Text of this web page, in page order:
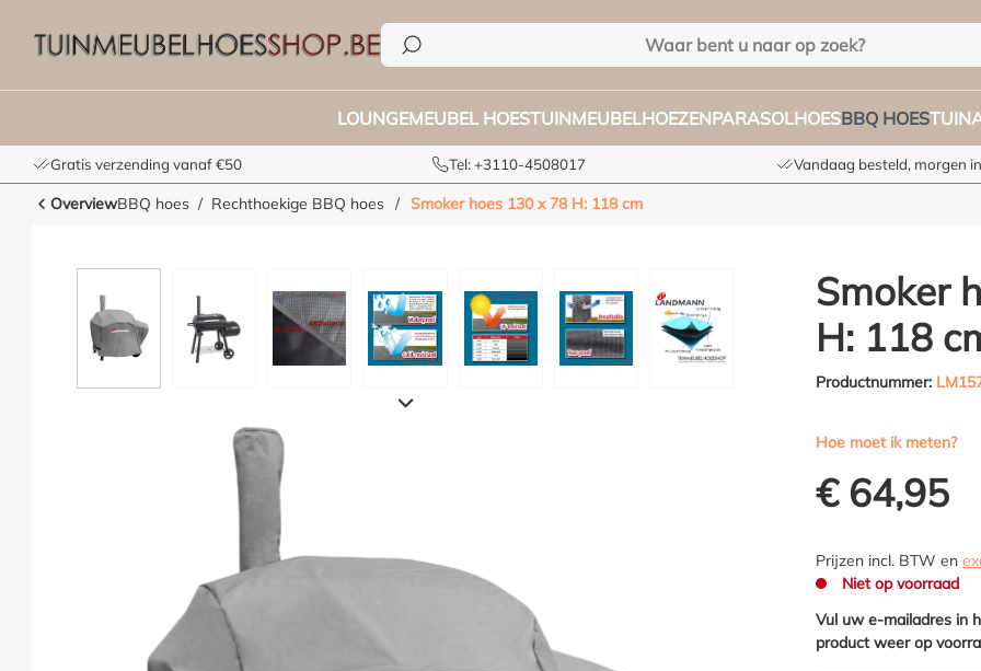
LOUNGEMEUBEL HOESTUINMEUBELHOEZENPARASOLHOESBBQ HOES
Gratis verzending vanaf €50 Tel: +3110-4508017 Vandaag besteld, morgen
OverviewBBQ hoes Rechthoekige BBQ hoes / Smoker hoes 130 x 78 H: 118 cm
Smoker
H: 118
Productnummer:
Hoe moet ik meten?
€ 64,95
Prijzen incl. BTW en
Niet op voorraad
Vul uw e-mailadres in
product weer op